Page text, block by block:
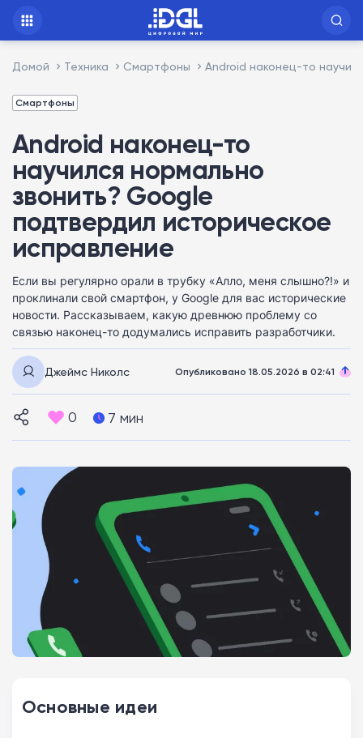
Домой Техника Смартфоны Android наконец-то
Смартфоны
Android наконец-то
научился нормально
звонить? Google
подтвердил историческое
исправление
Если вы регулярно орали в трубку «Алло, меня слышно?!» и
проклинали свой смартфон, у Google для вас исторические
новости. Рассказываем, какую древнюю проблему со
связью наконец-то додумались исправить разработчики.
Джеймс Николс Опубликовано 18.05.2026 в 02:41
0 7 мин
Основные идеи